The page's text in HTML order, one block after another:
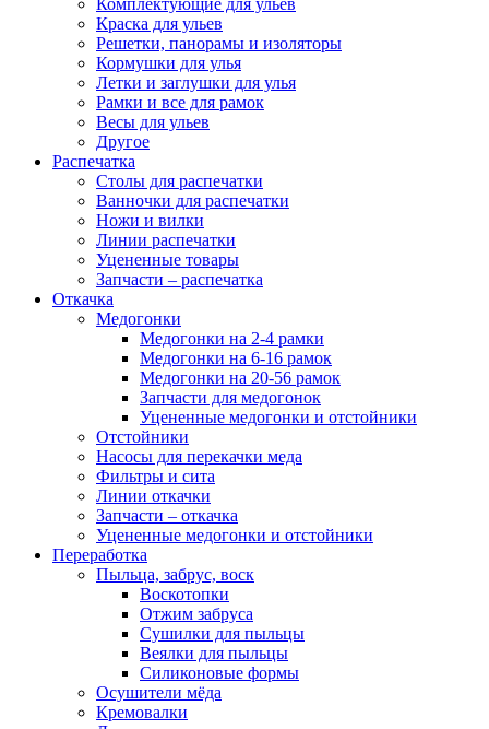
Комплектующие для ульев
Краска для ульев
Решетки, панорамы и изоляторы
Кормушки для улья
Летки и заглушки для улья
Рамки и все для рамок
Весы для ульев
Другое
Распечатка
Столы для распечатки
Ванночки для распечатки
Ножи и вилки
Линии распечатки
Уцененные товары
Запчасти – распечатка
Откачка
Медогонки
Медогонки на 2-4 рамки
Медогонки на 6-16 рамок
Медогонки на 20-56 рамок
Запчасти для медогонок
Уцененные медогонки и отстойники
Отстойники
Насосы для перекачки меда
Фильтры и сита
Линии откачки
Запчасти – откачка
Уцененные медогонки и отстойники
Переработка
Пыльца, забрус, воск
Воскотопки
Отжим забруса
Сушилки для пыльцы
Веялки для пыльцы
Силиконовые формы
Осушители мёда
Кремовалки